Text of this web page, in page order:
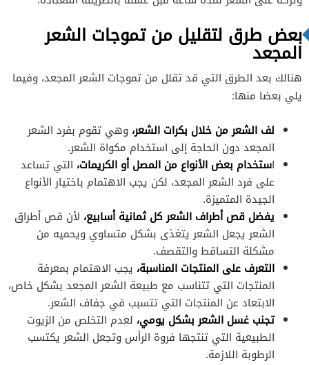
بعض طرق لتقليل من تموجات الشعر
المجعد
هنالك بعد الطرق التي قد تقلل من تموجات الشعر المجعد، وفيما
يلي بعضا منها:
لف الشعر من خلال بكرات الشعر، وهي تقوم بفرد الشعر
المجعد دون الحاجة إلى استخدام مكواة الشعر.
استخدام بعض الأنواع من المصل أو الكريمات، التي تساعد
على فرد الشعر المجعد، لكن يجب الاهتمام باختيار الأنواع
الجيدة المتميزة.
يفضل قص أطراف الشعر كل ثمانية أسابيع، لأن قص أطراق
الشعر يجعل الشعر يتغذى بشكل متساوي ويحميه من
مشكلة التساقط والتقصف.
التعرف على المنتجات المناسبة، يجب الاهتمام بمعرفة
المنتجات التي تتناسب مع طبيعة الشعر المجعد بشكل خاص،
الابتعاد عن المنتجات التي تتسبب في جفاف الشعر.
تجنب غسل الشعر بشكل يومي، لعدم التخلص من الزيوت
الطبيعية التي تنتجها فروة الرأس وتجعل الشعر يكتسب
الرطوبة اللازمة.